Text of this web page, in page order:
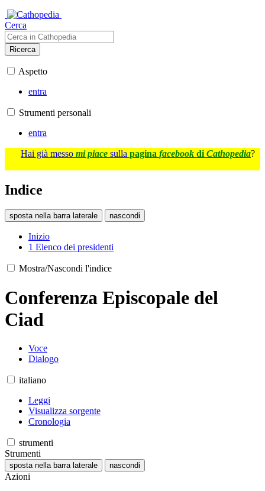
Cerca
Ricerca
Aspetto
entra
Strumenti personali
entra
Hai già messo mi piace sulla pagina facebook di Cathopedia?
Indice
sposta nella barra laterale nascondi
Inizio
1 Elenco dei presidenti
Mostra/Nascondi l'indice
Conferenza Episcopale del
Ciad
Voce
Dialogo
italiano
Leggi
Visualizza sorgente
Cronologia
strumenti
Strumenti
sposta nella barra laterale nascondi
Azioni